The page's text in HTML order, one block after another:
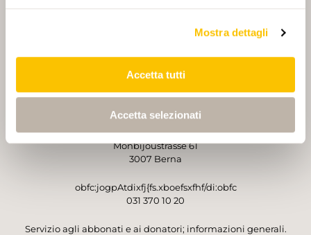
Mostra dettagli
Accetta tutti
Accetta selezionati
PARTNER
GESTORE
Sentieri Svizzeri
Monbijoustrasse 61
3007 Berna
obfc:jogpAtdixfj{fs.xboefsxfhf/di:obfc
031 370 10 20
Servizio agli abbonati e ai donatori; informazioni generali.